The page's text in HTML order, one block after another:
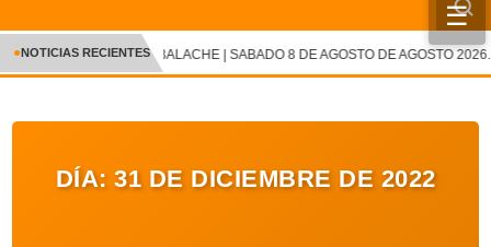
☰
INICIO
CRÓNICA
ENTRETENIMIENTO Y CULTURA
●NOTICIAS RECIENTESCAMBALACHE | SABADO 8 DE AGOSTO DE AGOSTO 2026.
DÍA: 31 DE DICIEMBRE DE 2022